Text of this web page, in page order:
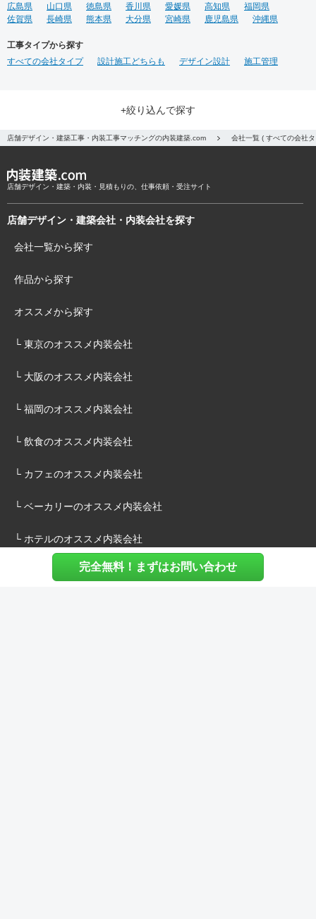
完全無料！まずはお問い合わせ
広島県
山口県 徳島県 香川県 愛媛県 高知県
福岡県
佐賀県
長崎県 熊本県 大分県 宮崎県 鹿児島県 沖縄県
工事タイプから探す
すべての会社タイプ
設計施工どちらも デザイン設計 施工管理
+絞り込んで探す
店舗デザイン・建築工事・内装工事マッチングの内装建築.com 会社一覧 ( すべての会社
店舗デザイン・建築・内装・見積もりの、仕事依頼・受注サイト
店舗デザイン・建築会社・内装会社を探す
会社一覧から探す
作品から探す
オススメから探す
└ 東京のオススメ内装会社
└ 大阪のオススメ内装会社
└ 福岡のオススメ内装会社
└ 飲食のオススメ内装会社
└ カフェのオススメ内装会社
└ ベーカリーのオススメ内装会社
└ ホテルのオススメ内装会社